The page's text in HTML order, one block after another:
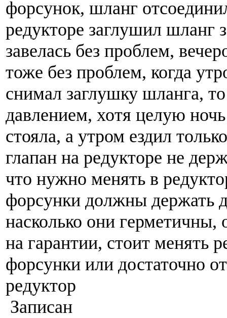
форсунок, шланг
редукторе заглушил шланг
завелась без проблем,
тоже без проблем, когда
снимал заглушку шланга,
давлением, хотя целую
стояла, а утром ездил
глапан на редукторе не
что нужно менять в
форсунки должны держать
насколько они герметичны,
на гарантии, стоит менять
форсунки или достаточно
редуктор
Записан